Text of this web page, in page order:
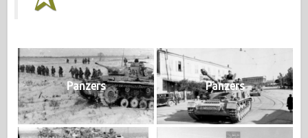
Panzers Panzers